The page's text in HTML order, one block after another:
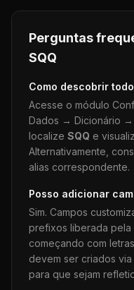
Perguntas
SQQ
Como descobrir
Acesse o módulo
Dados → Dicionário →
localize SQQ e
Alternativamente,
alias correspondente.
Posso adicionar
Sim. Campos
prefixos liberada pela
começando com
devem ser criados
para que sejam